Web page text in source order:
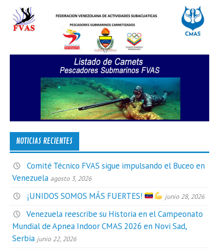
NOTICIAS RECIENTES
Comité Técnico FVAS sigue impulsando el Buceo en
Venezuela agosto 3, 2026
¡UNIDOS SOMOS MÁS FUERTES! junio 28, 2026
Venezuela reescribe su Historia en el Campeonato
Mundial de Apnea Indoor CMAS 2026 en Novi Sad,
Serbia junio 22, 2026